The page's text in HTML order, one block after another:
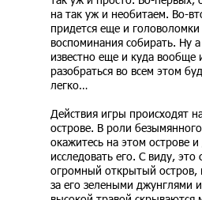
на так уж и необитаем. Во-
придется еще и
воспоминания собирать. Ну
известно еще и куда
разобраться во всем этом
легко…
Действия игры происходят
острове. В роли
окажитесь на этом острове
исследовать его. С виду,
огромный открытый остров,
за его зелеными джунглями